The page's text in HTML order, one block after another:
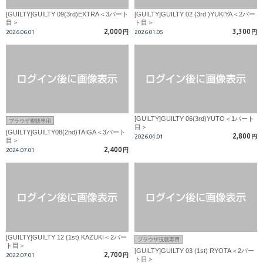
[GUILTY]GUILTY 09(3rd)EXTRA＜3パート
目＞
2026.06.01 2,000 円
[GUILTY]GUILTY 02 (3rd )YUKIYA＜2パー
ト目＞
2026.01.05 3,300 円
ブラウザ視聴専用
[GUILTY]GUILTY08(2nd)TAIGA＜3パート
目＞
2024.07.01 2,400 円
[GUILTY]GUILTY 06(3rd)YUTO＜1パート
目＞
2026.04.01 2,800 円
[GUILTY]GUILTY 12 (1st) KAZUKI＜2パー
ト目＞
2022.07.01 2,700 円
ブラウザ視聴専用
[GUILTY]GUILTY 03 (1st) RYOTA＜2パー
ト目＞